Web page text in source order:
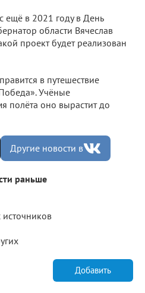
ещё в 2021 году в День
области Вячеслав
проект будет реализован
в путешествие
Учёные
полёта оно вырастит до
Другие новости в
раньше
Добавить